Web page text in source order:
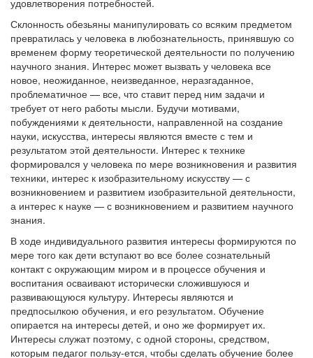
удовлетворения потребностей.
Склонность обезьяны манипулировать со всяким предметом
превратилась у человека в любознательность, принявшую со
временем форму теоретической деятельности по получению
научного знания. Интерес может вызвать у человека все
новое, неожиданное, неизведанное, неразгаданное,
проблематичное — все, что ставит перед ним задачи и
требует от него работы мысли. Будучи мотивами,
побуждениями к деятельности, направленной на создание
науки, искусства, интересы являются вместе с тем и
результатом этой деятельности. Интерес к технике
формировался у человека по мере возникновения и развития
техники, интерес к изобразительному искусству — с
возникновением и развитием изобразительной деятельности,
а интерес к науке — с возникновением и развитием научного
знания.
В ходе индивидуального развития интересы формируются по
мере того как дети вступают во все более сознательный
контакт с окружающим миром и в процессе обучения и
воспитания осваивают исторически сложившуюся и
развивающуюся культуру. Интересы являются и
предпосылкою обучения, и его результатом. Обучение
опирается на интересы детей, и оно же формирует их.
Интересы служат поэтому, с одной стороны, средством,
которым педагог пользу-ется, чтобы сделать обучение более